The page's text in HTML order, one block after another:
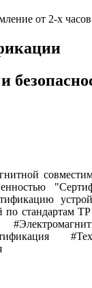
от 2-х часов
по стандартам